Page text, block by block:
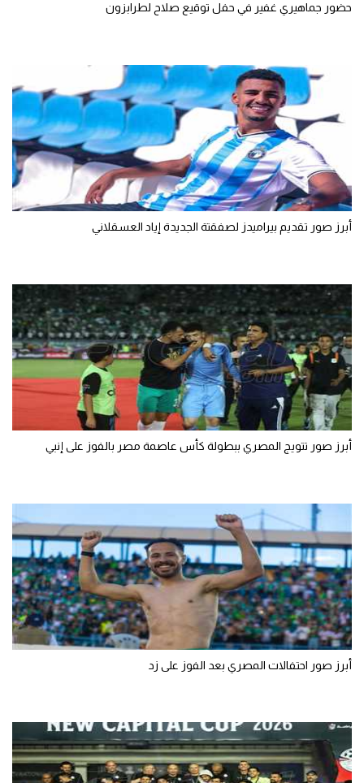
حضور جماهيري غفير في حفل توقيع صلاح لطرابزون
أبرز صور تقديم بيراميدز لصفقتة الجديدة إياد العسقلاني
أبرز صور تتويج المصري ببطولة كأس عاصمة مصر بالفوز على إنبي
أبرز صور احتفالات المصري بعد الفوز على زد